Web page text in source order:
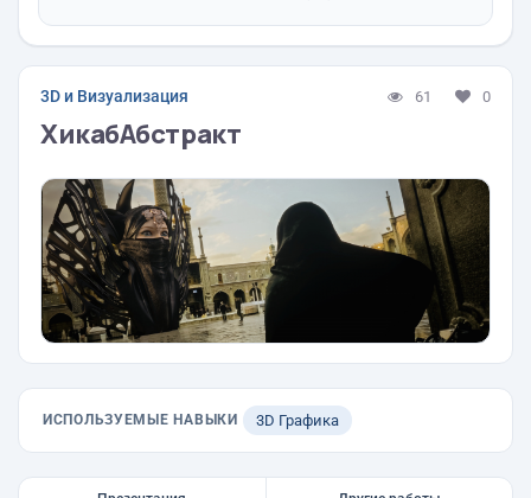
3D и Визуализация 61 0
ХикабАбстракт
ИСПОЛЬЗУЕМЫЕ НАВЫКИ 3D Графика